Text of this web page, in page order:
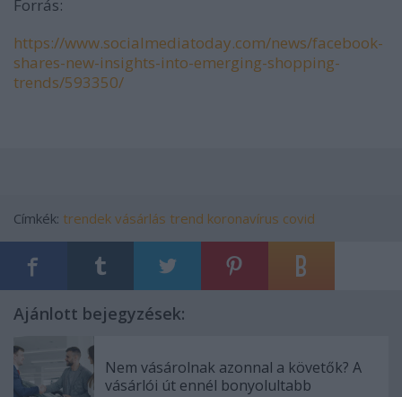
Forrás:
https://www.socialmediatoday.com/news/facebook-
shares-new-insights-into-emerging-shopping-
trends/593350/
Címkék: trendek vásárlás trend koronavírus covid
Ajánlott bejegyzések:
Nem vásárolnak azonnal a követők? A
vásárlói út ennél bonyolultabb